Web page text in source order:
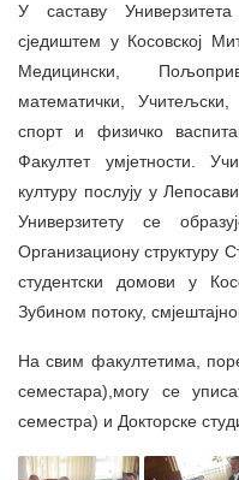
У саставу
сједиштем у Косовској
Медицински,
математички,
спорт и физичко
Факултет умјетности.
културу послују у
Универзитету се
Организациону структуру
студентски домови у
Зубином потоку,
На свим факултетима,
семестара),могу се
семестра) и Докторске